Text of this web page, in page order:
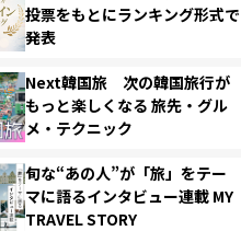
投票をもとにランキング形式で
発表
Next韓国旅 次の韓国旅行が
もっと楽しくなる 旅先・グル
メ・テクニック
旬な“あの人”が「旅」をテー
マに語るインタビュー連載 MY
TRAVEL STORY